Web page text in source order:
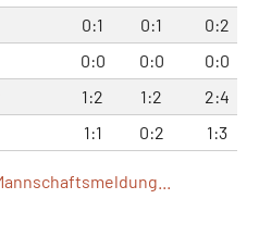
0:1 0:1
0:2
0:0 0:0
0:0
1:2 1:2
2:4
1:1 0:2 1:3